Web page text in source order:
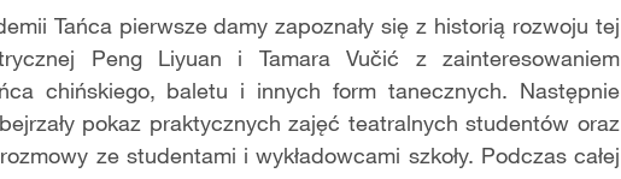
Tańca pierwsze damy zapoznały się z historią rozwoju tej
Peng Liyuan i Tamara Vučić z zainteresowaniem
chińskiego, baletu i innych form tanecznych. Następnie
pokaz praktycznych zajęć teatralnych studentów oraz
ze studentami i wykładowcami szkoły. Podczas całej